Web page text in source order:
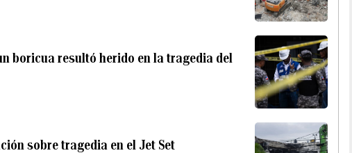
boricua resultó herido en la tragedia del
sobre tragedia en el Jet Set